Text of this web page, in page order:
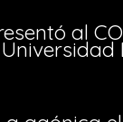
al